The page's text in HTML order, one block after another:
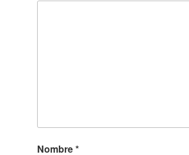
Nombre*